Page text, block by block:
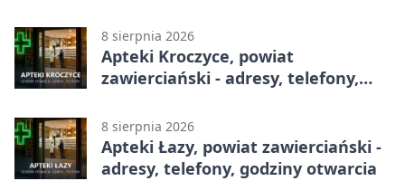
8 sierpnia 2026
Apteki Kroczyce, powiat
zawierciański - adresy, telefony,
8 sierpnia 2026
Apteki Łazy, powiat zawierciański -
adresy, telefony, godziny otwarcia